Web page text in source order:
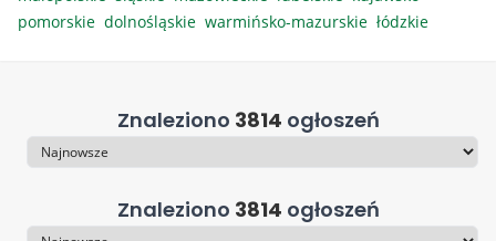
pomorskie dolnośląskie warmińsko-mazurskie łódzkie
Znaleziono 3814 ogłoszeń
Sortowanie
Znaleziono 3814 ogłoszeń